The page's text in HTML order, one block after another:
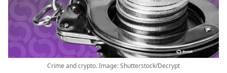
Crime and crypto. Image: Shutterstock/Decrypt